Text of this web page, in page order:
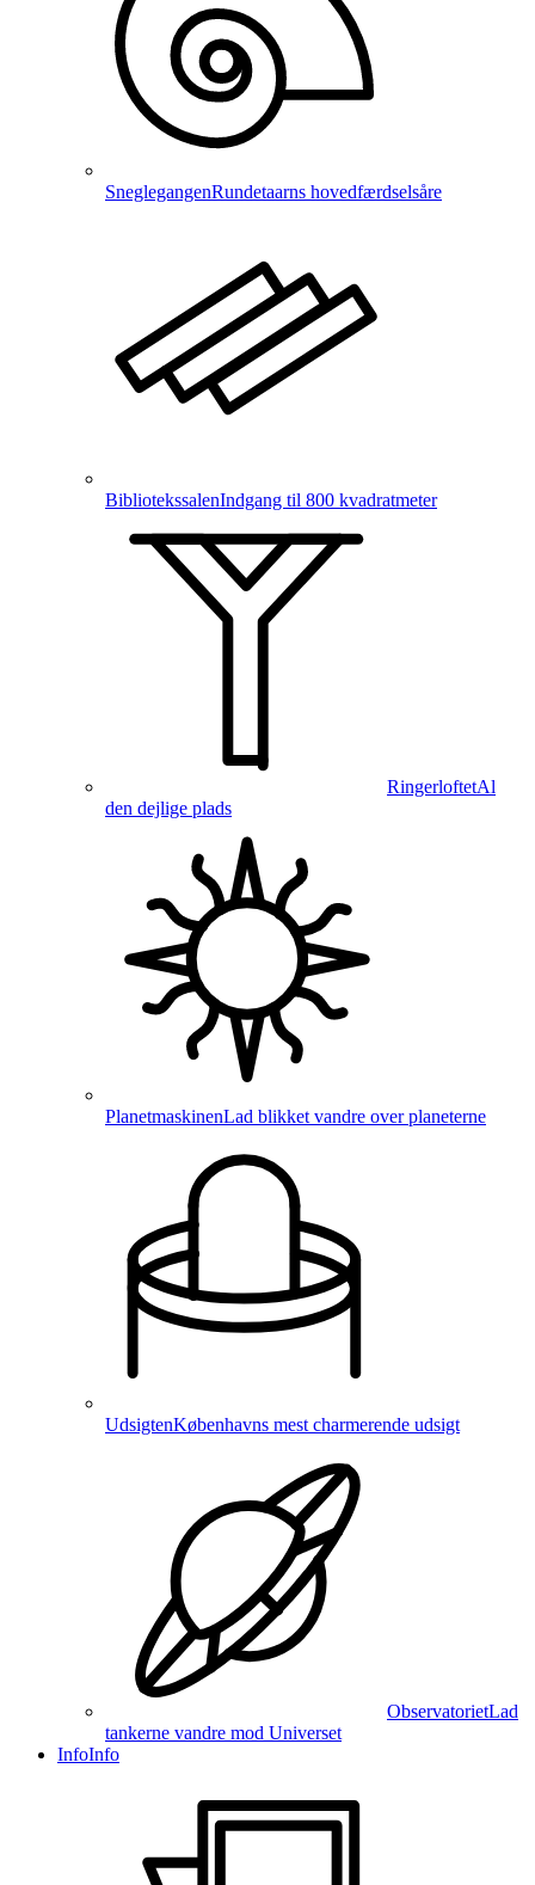
SneglegangenRundetaarns hovedfærdselsåre
BibliotekssalenIndgang til 800 kvadratmeter
RingerloftetAl
den dejlige plads
PlanetmaskinenLad blikket vandre over planeterne
UdsigtenKøbenhavns mest charmerende udsigt
ObservatorietLad
tankerne vandre mod Universet
InfoInfo